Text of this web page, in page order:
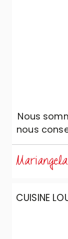
Nous
nous
Mariangela
CUISINE